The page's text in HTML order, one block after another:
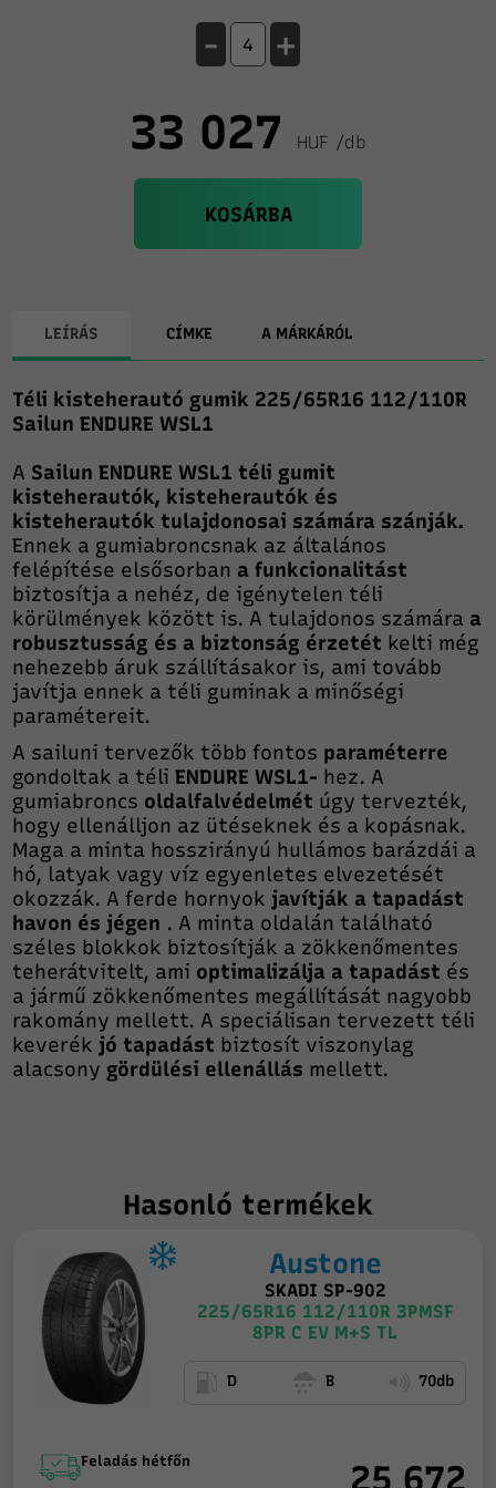
- +
33 027 HUF /db
KOSÁRBA
LEÍRÁS CÍMKE A MÁRKÁRÓL
Téli kisteherautó gumik 225/65R16 112/110R
Sailun ENDURE WSL1
A Sailun ENDURE WSL1 téli gumit
kisteherautók, kisteherautók és
kisteherautók tulajdonosai számára szánják.
Ennek a gumiabroncsnak az általános
felépítése elsősorban a funkcionalitást
biztosítja a nehéz, de igénytelen téli
körülmények között is. A tulajdonos számára a
robusztusság és a biztonság érzetét kelti még
nehezebb áruk szállításakor is, ami tovább
javítja ennek a téli guminak a minőségi
paramétereit.
A sailuni tervezők több fontos paraméterre
gondoltak a téli ENDURE WSL1- hez. A
gumiabroncs oldalfalvédelmét úgy tervezték,
hogy ellenálljon az ütéseknek és a kopásnak.
Maga a minta hosszirányú hullámos barázdái a
hó, latyak vagy víz egyenletes elvezetését
okozzák. A ferde hornyok javítják a tapadást
havon és jégen . A minta oldalán található
széles blokkok biztosítják a zökkenőmentes
teherátvitelt, ami optimalizálja a tapadást és
a jármű zökkenőmentes megállítását nagyobb
rakomány mellett. A speciálisan tervezett téli
keverék jó tapadást biztosít viszonylag
alacsony gördülési ellenállás mellett.
Hasonló termékek
Austone
SKADI SP-902
225/65R16 112/110R 3PMSF
8PR C EV M+S TL
D B 70db
Feladás hétfőn 25 672